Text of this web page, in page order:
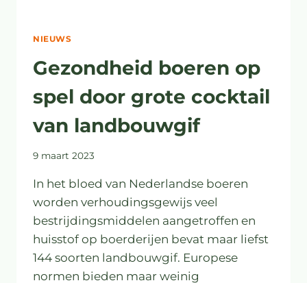
NIEUWS
Gezondheid boeren op
spel door grote cocktail
van landbouwgif
9 maart 2023
In het bloed van Nederlandse boeren
worden verhoudingsgewijs veel
bestrijdingsmiddelen aangetroffen en
huisstof op boerderijen bevat maar liefst
144 soorten landbouwgif. Europese
normen bieden maar weinig